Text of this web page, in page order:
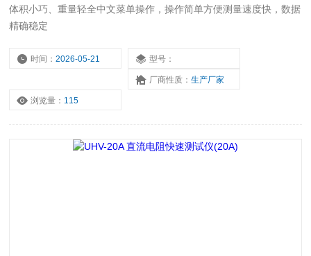
体积小巧、重量轻全中文菜单操作，操作简单方便测量速度快，数据
精确稳定
时间：2026-05-21 型号：
厂商性质： 生产厂家
浏览量： 115